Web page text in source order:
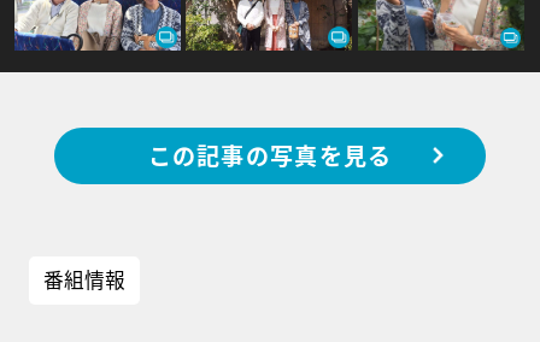
この記事の写真を見る
番組情報